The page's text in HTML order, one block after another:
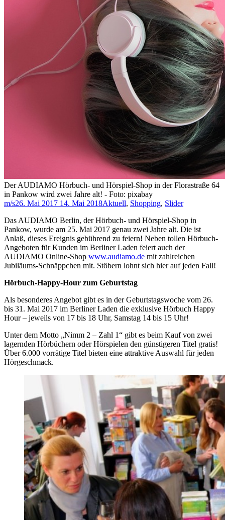
Der AUDIAMO Hörbuch- und Hörspiel-Shop in der Florastraße 64
in Pankow wird zwei Jahre alt! - Foto: pixabay
m/s26. Mai 2017 14. Mai 2018Aktuell, Shopping, Slider
Das AUDIAMO Berlin, der Hörbuch- und Hörspiel-Shop in
Pankow, wurde am 25. Mai 2017 genau zwei Jahre alt. Die ist
Anlaß, dieses Ereignis gebührend zu feiern! Neben tollen Hörbuch-
Angeboten für Kunden im Berliner Laden feiert auch der
AUDIAMO Online-Shop www.audiamo.de mit zahlreichen
Jubiläums-Schnäppchen mit. Stöbern lohnt sich hier auf jeden Fall!
Hörbuch-Happy-Hour zum Geburtstag
Als besonderes Angebot gibt es in der Geburtstagswoche vom 26.
bis 31. Mai 2017 im Berliner Laden die exklusive Hörbuch Happy
Hour – jeweils von 17 bis 18 Uhr, Samstag 14 bis 15 Uhr!
Unter dem Motto „Nimm 2 – Zahl 1“ gibt es beim Kauf von zwei
lagernden Hörbüchern oder Hörspielen den günstigeren Titel gratis!
Über 6.000 vorrätige Titel bieten eine attraktive Auswahl für jeden
Hörgeschmack.